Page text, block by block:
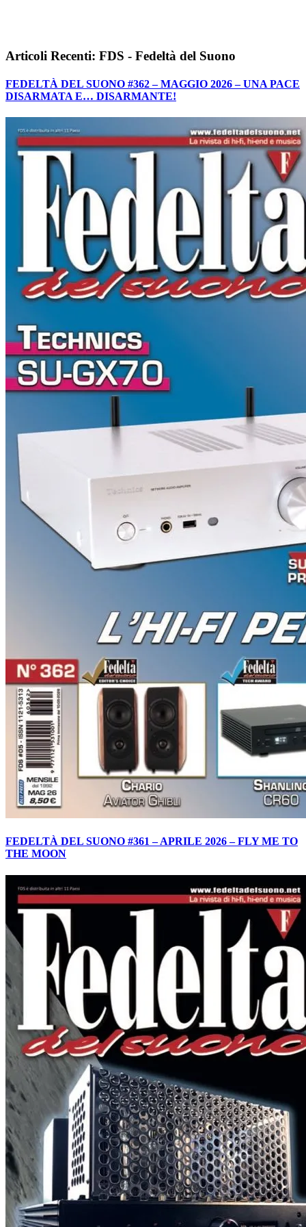
Articoli Recenti: FDS - Fedeltà del Suono
FEDELTÀ DEL SUONO #362 – MAGGIO 2026 – UNA PACE
DISARMATA E… DISARMANTE!
FEDELTÀ DEL SUONO #361 – APRILE 2026 – FLY ME TO
THE MOON